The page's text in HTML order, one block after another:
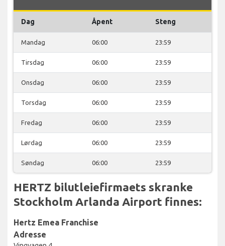
Dag Åpent Steng
Mandag 06:00 23:59
Tirsdag 06:00 23:59
Onsdag 06:00 23:59
Torsdag 06:00 23:59
Fredag 06:00 23:59
Lørdag 06:00 23:59
Søndag 06:00 23:59
HERTZ bilutleiefirmaets skranke
Stockholm Arlanda Airport finnes:
Hertz Emea Franchise
Adresse